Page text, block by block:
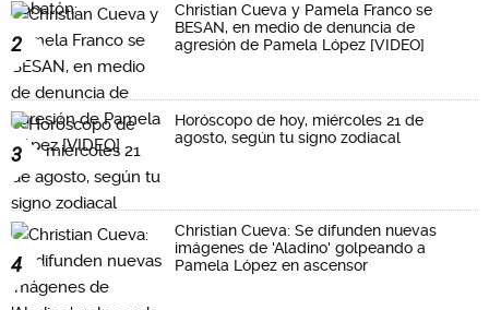
2
Christian Cueva y Pamela Franco se
BESAN, en medio de denuncia de
agresión de Pamela López [VIDEO]
3
Horóscopo de hoy, miércoles 21 de
agosto, según tu signo zodiacal
4
Christian Cueva: Se difunden nuevas
imágenes de 'Aladino' golpeando a
Pamela López en ascensor